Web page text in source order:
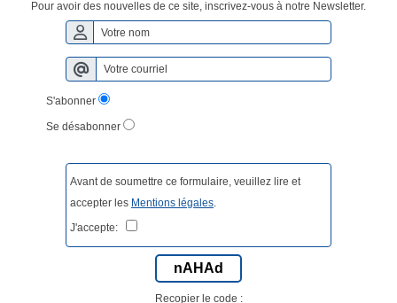
Pour avoir des nouvelles de ce site, inscrivez-vous à notre Newsletter.
S'abonner
Se désabonner
Avant de soumettre ce formulaire, veuillez lire et
accepter les Mentions légales.
J'accepte:
nAHAd
Recopier le code :